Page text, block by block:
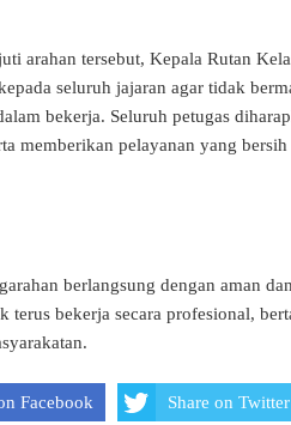
arahan tersebut, Kepala Rutan
seluruh jajaran agar tidak
bekerja. Seluruh petugas
memberikan pelayanan yang
berlangsung dengan aman
terus bekerja secara profesional,
Facebook Share on Twitter